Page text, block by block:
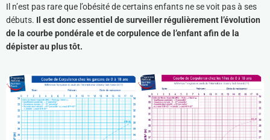
Il n’est pas rare que l’obésité de certains enfants ne se voit pas à ses
débuts. Il est donc essentiel de surveiller régulièrement l’évolution
de la courbe pondérale et de corpulence de l’enfant afin de la
dépister au plus tôt.